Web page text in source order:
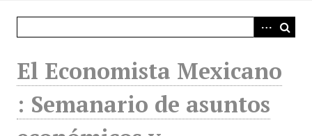
El Economista Mexicano
: Semanario de asuntos